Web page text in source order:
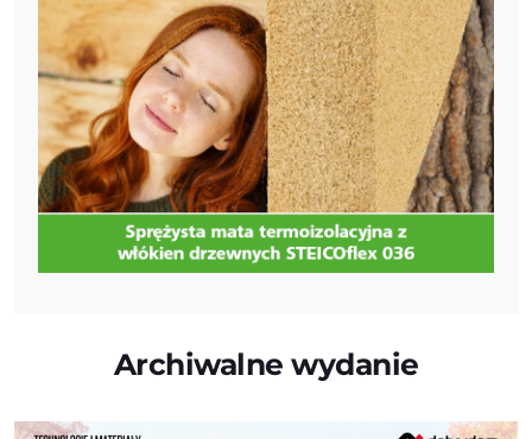
Archiwalne wydanie